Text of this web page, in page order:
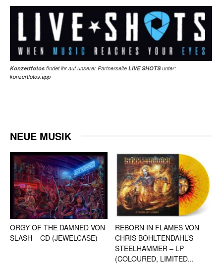
Konzertfotos findet ihr auf unserer Partnerseite LIVE SHOTSunter:
konzertfotos.app
NEUE MUSIK
ORGY OF THE DAMNED VON
SLASH – CD (JEWELCASE)
REBORN IN FLAMES VON
CHRIS BOHLTENDAHL’S
STEELHAMMER – LP
(COLOURED, LIMITED...